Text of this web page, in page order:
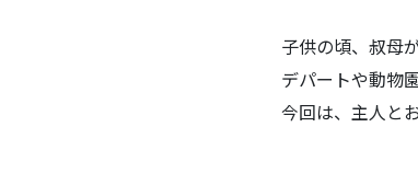
子供の頃、叔母
デパートや動物
今回は、主人と